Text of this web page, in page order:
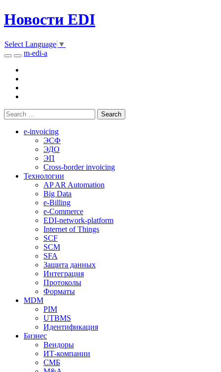
Новости EDI
Select Language ▼
m-edi-a
e-invoicing
ЭСФ
ЭДО
ЭП
Cross-border invoicing
Технологии
AP AR Automation
Big Data
e-Billing
e-Commerce
EDI-network-platform
Internet of Things
SCF
SCM
SFA
Защита данных
Интеграция
Протоколы
Форматы
MDM
PIM
UTBMS
Идентификация
Бизнес
Вендоры
ИТ-компании
СМБ